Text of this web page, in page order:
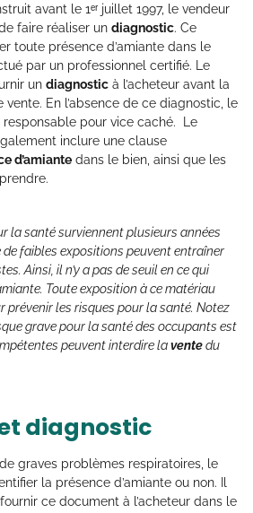
avant le 1ᵉʳ juillet 1997, le vendeur
faire réaliser un diagnostic. Ce
toute présence d’amiante dans le
par un professionnel certifié. Le
un diagnostic à l’acheteur avant la
En l’absence de ce diagnostic, le
pour vice caché. Le
inclure une clause
d’amiante dans le bien, ainsi que les
la santé surviennent plusieurs années
de faibles expositions peuvent entraîner
Ainsi, il n’y a pas de seuil en ce qui
Toute exposition à ce matériau
prévenir les risques pour la santé. Notez
grave pour la santé des occupants est
peuvent interdire laventedu
diagnostic
graves problèmes respiratoires, le
la présence d’amiante ou non. Il
ce document à l’acheteur dans le